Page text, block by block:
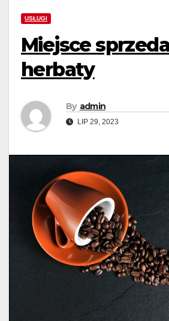
USŁUGI
Miejsce
herbaty
By admin
LIP 29, 2023